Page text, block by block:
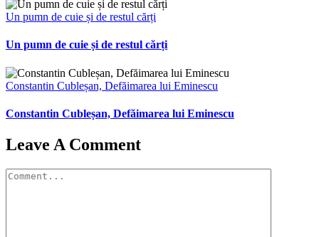
Un pumn de cuie și de restul cărți
Un pumn de cuie și de restul cărți
Constantin Cubleșan, Defăimarea lui Eminescu
Constantin Cubleșan, Defăimarea lui Eminescu
Leave A Comment
Comment